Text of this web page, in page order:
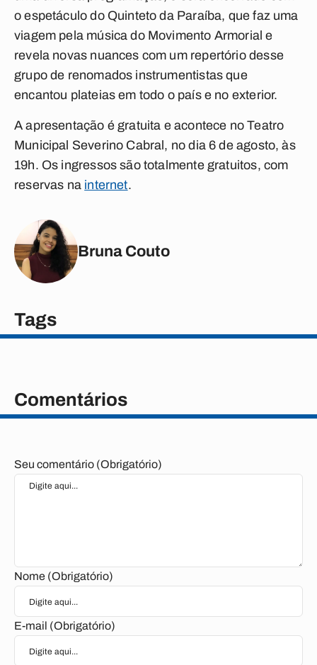
o espetáculo do Quinteto da Paraíba, que faz uma
viagem pela música do Movimento Armorial e
revela novas nuances com um repertório desse
grupo de renomados instrumentistas que
encantou plateias em todo o país e no exterior.
A apresentação é gratuita e acontece no Teatro
Municipal Severino Cabral, no dia 6 de agosto, às
19h. Os ingressos são totalmente gratuitos, com
reservas na internet.
Bruna Couto
Tags
Comentários
Seu comentário (Obrigatório)
Nome (Obrigatório)
E-mail (Obrigatório)